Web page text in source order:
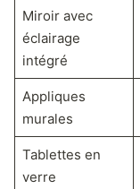
Miroir avec
éclairage
intégré
Appliques
murales
Tablettes en
verre